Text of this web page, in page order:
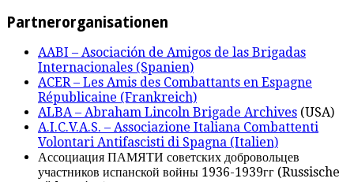
Partnerorganisationen
AABI – Asociación de Amigos de las Brigadas
Internacionales (Spanien)
ACER – Les Amis des Combattants en Espagne
Républicaine (Frankreich)
ALBA – Abraham Lincoln Brigade Archives (USA)
A.I.C.V.A.S. – Associazione Italiana Combattenti
Volontari Antifascisti di Spagna (Italien)
Ассоциация ПАМЯТИ советских добровольцев
участников испанской войны 1936-1939гг (Russische